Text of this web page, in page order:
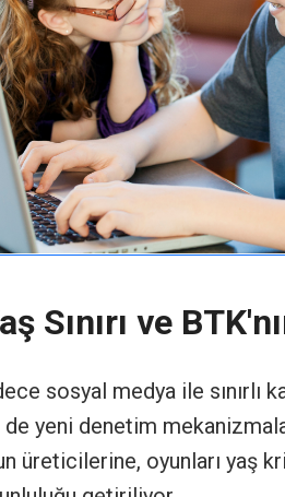
Sınırı ve
sosyal medya ile sınırlı
yeni denetim
üreticilerine, oyunları yaş